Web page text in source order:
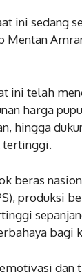
ini sedang
Mentan
ini telah
harga
hingga
tertinggi.
beras
produksi
bagi